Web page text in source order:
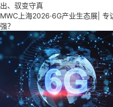
出、驭变守真
MWC上海2026·6G产业生态展|
强？